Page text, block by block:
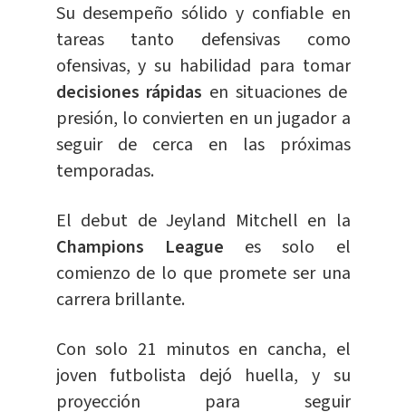
Su desempeño sólido y confiable en
tareas tanto defensivas como
ofensivas, y su habilidad para tomar
decisiones rápidas en situaciones de
presión, lo convierten en un jugador a
seguir de cerca en las próximas
temporadas.
El debut de Jeyland Mitchell en la
Champions League es solo el
comienzo de lo que promete ser una
carrera brillante.
Con solo 21 minutos en cancha, el
joven futbolista dejó huella, y su
proyección para seguir